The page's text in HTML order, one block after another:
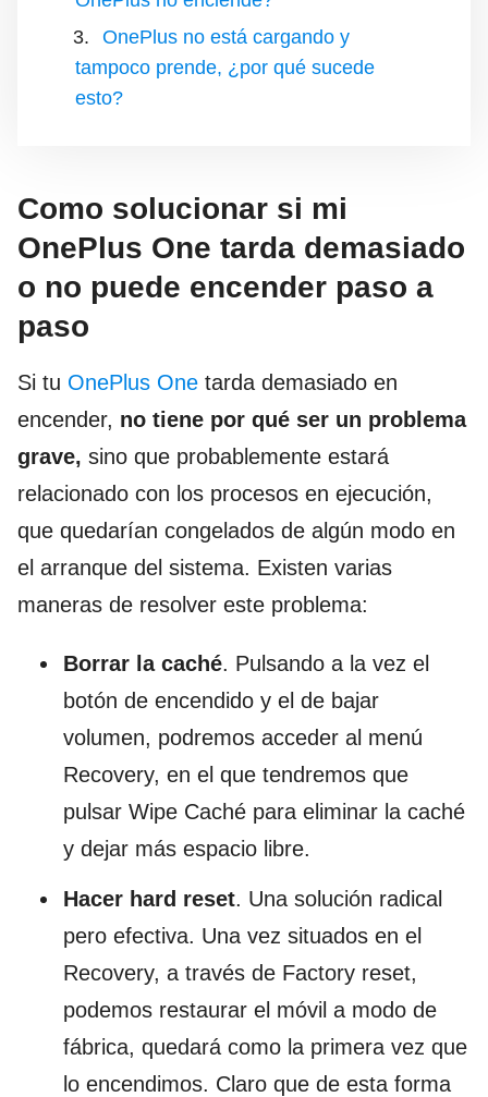
OnePlus no está cargando y
tampoco prende, ¿por qué sucede
esto?
Como solucionar si mi
OnePlus One tarda demasiado
o no puede encender paso a
paso
Si tu OnePlus One tarda demasiado en
encender, no tiene por qué ser un problema
grave, sino que probablemente estará
relacionado con los procesos en ejecución,
que quedarían congelados de algún modo en
el arranque del sistema. Existen varias
maneras de resolver este problema:
Borrar la caché. Pulsando a la vez el
botón de encendido y el de bajar
volumen, podremos acceder al menú
Recovery, en el que tendremos que
pulsar Wipe Caché para eliminar la caché
y dejar más espacio libre.
Hacer hard reset. Una solución radical
pero efectiva. Una vez situados en el
Recovery, a través de Factory reset,
podemos restaurar el móvil a modo de
fábrica, quedará como la primera vez que
lo encendimos. Claro que de esta forma